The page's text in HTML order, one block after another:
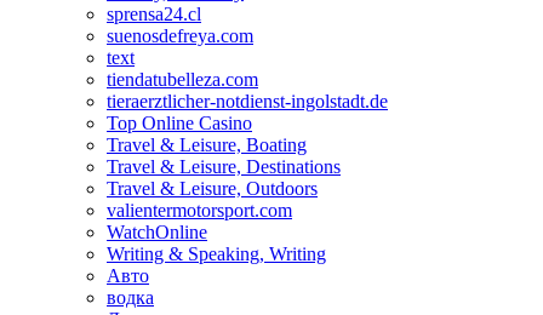
sprensa24.cl
suenosdefreya.com
text
tiendatubelleza.com
tieraerztlicher-notdienst-ingolstadt.de
Top Online Casino
Travel & Leisure, Boating
Travel & Leisure, Destinations
Travel & Leisure, Outdoors
valientermotorsport.com
WatchOnline
Writing & Speaking, Writing
Авто
водка